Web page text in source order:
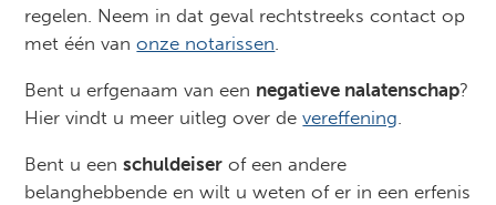
regelen. Neem in dat geval rechtstreeks contact op
met één vanonze notarissen.
Bent u erfgenaam van een negatieve nalatenschap?
Hier vindt u meer uitleg over devereffening.
Bent u eenschuldeiser of een andere
belanghebbende en wilt u weten of er in een erfenis